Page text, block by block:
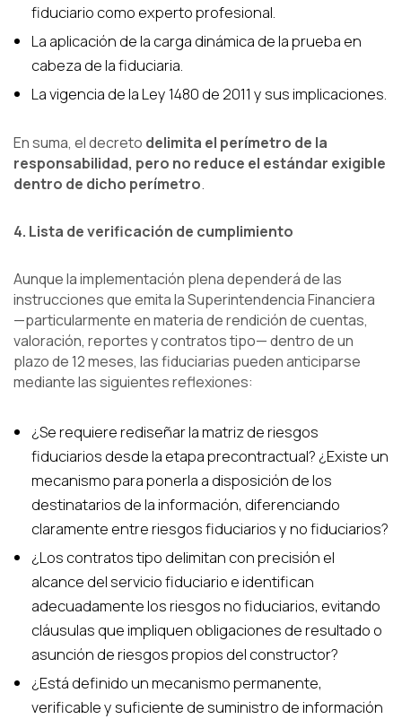
fiduciario como experto profesional.
La aplicación de la carga dinámica de la prueba en
cabeza de la fiduciaria.
La vigencia de la Ley 1480 de 2011 y sus implicaciones.
En suma, el decreto delimita el perímetro de la
responsabilidad, pero no reduce el estándar exigible
dentro de dicho perímetro.
4. Lista de verificación de cumplimiento
Aunque la implementación plena dependerá de las
instrucciones que emita la Superintendencia Financiera
—particularmente en materia de rendición de cuentas,
valoración, reportes y contratos tipo— dentro de un
plazo de 12 meses, las fiduciarias pueden anticiparse
mediante las siguientes reflexiones:
¿Se requiere rediseñar la matriz de riesgos
fiduciarios desde la etapa precontractual? ¿Existe un
mecanismo para ponerla a disposición de los
destinatarios de la información, diferenciando
claramente entre riesgos fiduciarios y no fiduciarios?
¿Los contratos tipo delimitan con precisión el
alcance del servicio fiduciario e identifican
adecuadamente los riesgos no fiduciarios, evitando
cláusulas que impliquen obligaciones de resultado o
asunción de riesgos propios del constructor?
¿Está definido un mecanismo permanente,
verificable y suficiente de suministro de información